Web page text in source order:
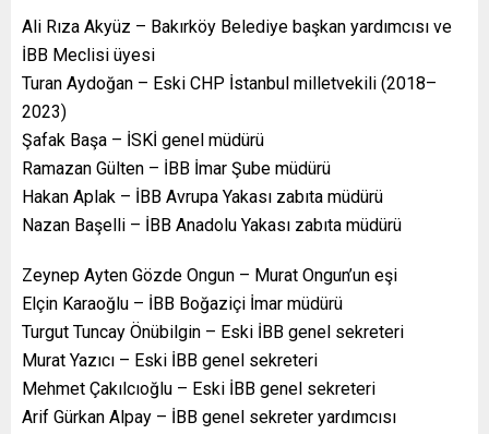
Ali Rıza Akyüz – Bakırköy Belediye başkan yardımcısı ve
İBB Meclisi üyesi
Turan Aydoğan – Eski CHP İstanbul milletvekili (2018–
2023)
Şafak Başa – İSKİ genel müdürü
Ramazan Gülten – İBB İmar Şube müdürü
Hakan Aplak – İBB Avrupa Yakası zabıta müdürü
Nazan Başelli – İBB Anadolu Yakası zabıta müdürü
Zeynep Ayten Gözde Ongun – Murat Ongun’un eşi
Elçin Karaoğlu – İBB Boğaziçi İmar müdürü
Turgut Tuncay Önübilgin – Eski İBB genel sekreteri
Murat Yazıcı – Eski İBB genel sekreteri
Mehmet Çakılcıoğlu – Eski İBB genel sekreteri
Arif Gürkan Alpay – İBB genel sekreter yardımcısı